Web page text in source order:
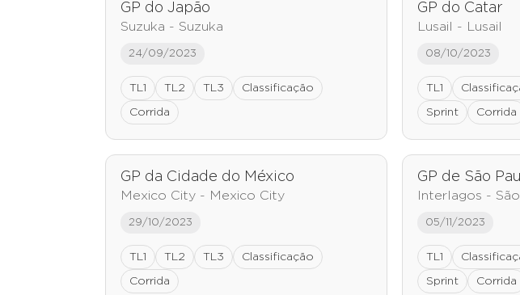
GP do Japão
Suzuka - Suzuka
24/09/2023
TL1 TL2 TL3 Classificação
Corrida
GP do Catar
Lusail - Lusail
08/10/2023
TL1
Sprint Corrida
GP da Cidade do México
Mexico City - Mexico City
29/10/2023
TL1 TL2 TL3 Classificação
Corrida
GP de São
Interlagos -
05/11/2023
TL1
Sprint Corrida